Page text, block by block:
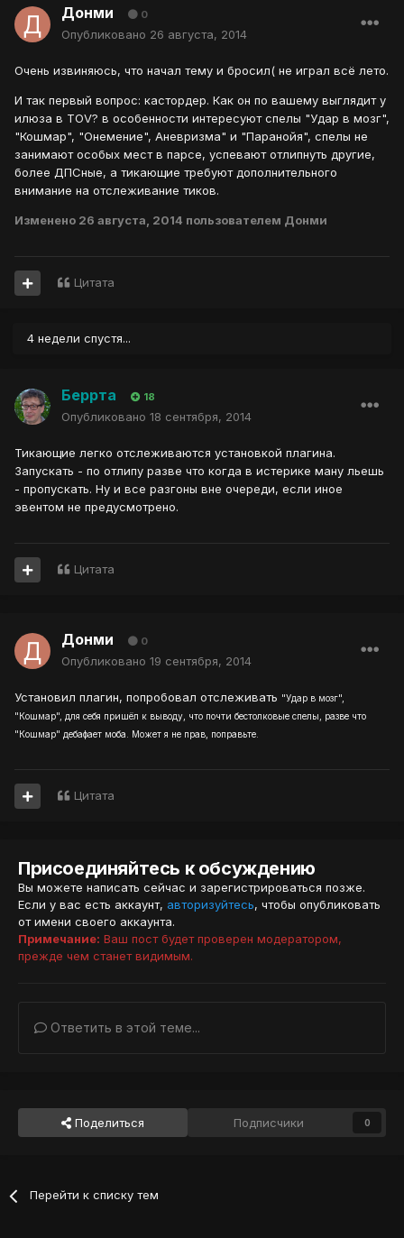
Донми 0
Опубликовано 26 августа, 2014
Очень извиняюсь, что начал тему и бросил( не играл всё лето.
И так первый вопрос: кастордер. Как он по вашему выглядит у
илюза в TOV? в особенности интересуют спелы "Удар в мозг",
"Кошмар", "Онемение", Аневризма" и "Паранойя", спелы не
занимают особых мест в парсе, успевают отлипнуть другие,
более ДПСные, а тикающие требуют дополнительного
внимание на отслеживание тиков.
Изменено 26 августа, 2014 пользователем Донми
Цитата
4 недели спустя...
Беррта 18
Опубликовано 18 сентября, 2014
Тикающие легко отслеживаются установкой плагина.
Запускать - по отлипу разве что когда в истерике ману льешь
- пропускать. Ну и все разгоны вне очереди, если иное
эвентом не предусмотрено.
Цитата
Донми 0
Опубликовано 19 сентября, 2014
Установил плагин, попробовал отслеживать "Удар в мозг",
"Кошмар", для себя пришёл к выводу, что почти бестолковые спелы, разве что
"Кошмар" дебафает моба. Может я не прав, поправьте.
Цитата
Присоединяйтесь к обсуждению
Вы можете написать сейчас и зарегистрироваться позже.
Если у вас есть аккаунт, авторизуйтесь, чтобы опубликовать
от имени своего аккаунта.
Примечание: Ваш пост будет проверен модератором,
прежде чем станет видимым.
Ответить в этой теме...
Поделиться Подписчики 0
Перейти к списку тем